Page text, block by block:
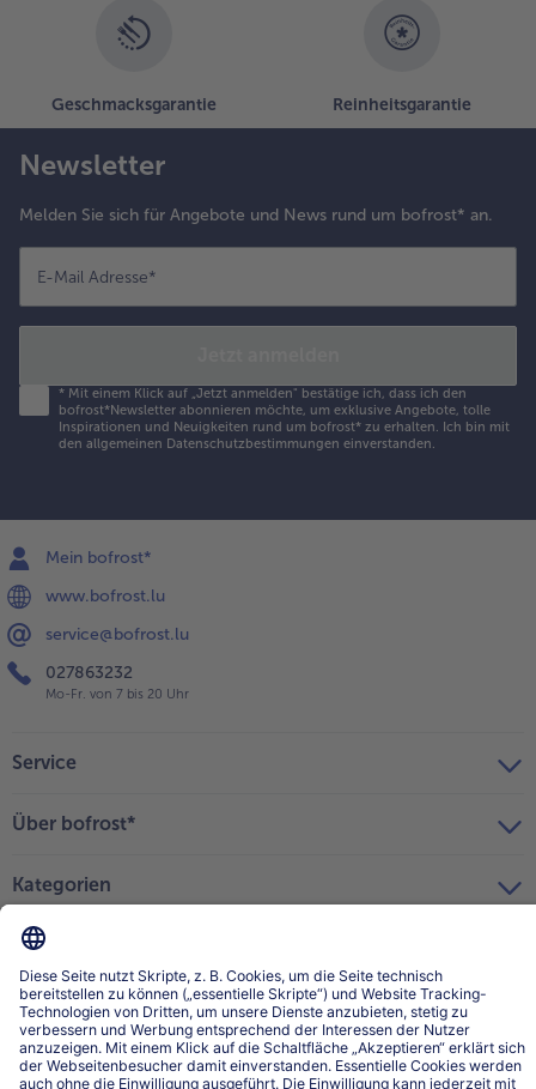
Geschmacksgarantie Reinheitsgarantie
Newsletter
Melden Sie sich für Angebote und News rund um bofrost* an.
E-Mail Adresse*
* Mit einem Klick auf „Jetzt anmelden" bestätige ich, dass ich den
bofrost*Newsletter abonnieren möchte, um exklusive Angebote, tolle
Inspirationen und Neuigkeiten rund um bofrost* zu erhalten. Ich bin mit
den allgemeinen Datenschutzbestimmungen einverstanden.
Mein bofrost*
www.bofrost.lu
service@bofrost.lu
027863232
Mo-Fr. von 7 bis 20 Uhr
Service
Über bofrost*
Kategorien